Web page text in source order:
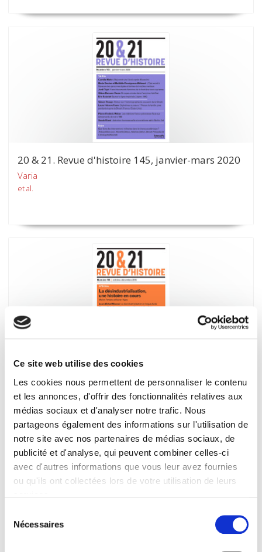
Ce site web utilise des cookies
Les cookies nous permettent de personnaliser le contenu
et les annonces, d'offrir des fonctionnalités relatives aux
médias sociaux et d'analyser notre trafic. Nous
partageons également des informations sur l'utilisation de
notre site avec nos partenaires de médias sociaux, de
publicité et d'analyse, qui peuvent combiner celles-ci
avec d'autres informations que vous leur avez fournies
ou qu'ils ont collectées lors de votre utilisation de leurs
Nécessaires
20 & 21. Revue d'histoire 145, janvier-mars 2020
Varia
et al.
20 & 21. Revue d'histoire 144, octobre-décembre
2019
La désindustrialisation, une histoire en cours
Marion Fontaine, Xavier Vigna